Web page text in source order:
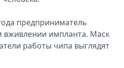
предприниматель
импланта. Маск
работы чипа выглядят